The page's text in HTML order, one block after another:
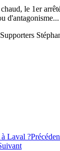
le 1er
d'antagonisme...
Laval ?